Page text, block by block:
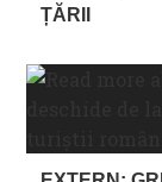
ȚĂRII